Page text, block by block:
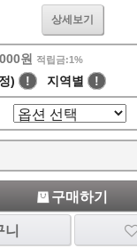
상세보기
원 적립금:1%
) ! 지역별 !
구매하기
니